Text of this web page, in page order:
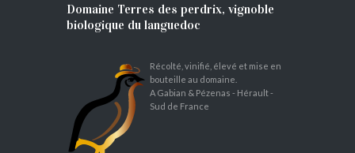
Domaine Terres des perdrix, vignoble
biologique du languedoc
Récolté, vinifié, élevé et mise en
bouteille au domaine.
A Gabian & Pézenas - Hérault -
Sud de France